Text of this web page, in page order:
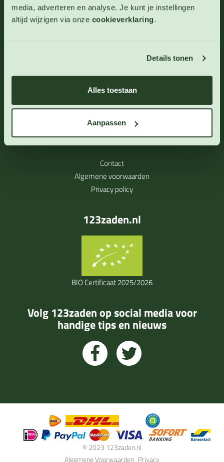
media, adverteren en analyse. Je kunt je instellingen
altijd wijzigen via onze cookieverklaring.
Details tonen
Alles toestaan
Aanpassen
Cadeaubonnen
Blog
Waarom zaden soms niet kiemen
Contactgegevens
123zaden VoF
Harpelerweg 39
9541TR Vlagtwedde
Contact
Algemene voorwaarden
Privacy policy
123zaden.nl
BIO Certificaat 2025/2026
Volg 123zaden op social media voor
handige tips en nieuws
© 2023 123zaden.nl
Algemene Voorwaarden Privacy